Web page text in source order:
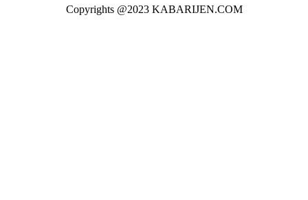
Copyrights @2023 KABARIJEN.COM